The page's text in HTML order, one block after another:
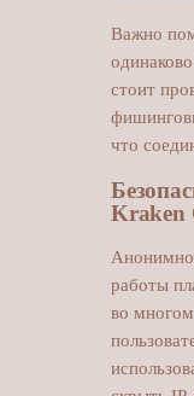
Важно
стоит
что
Kraken
работы
во многом